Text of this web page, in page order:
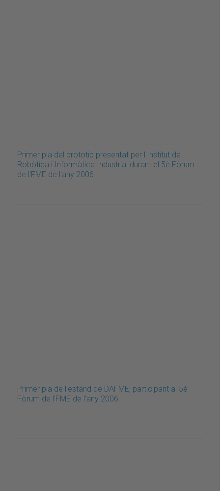
Primer pla del prototip presentat per l'Institut de
Robòtica i Informàtica Industrial durant el 5è Fòrum
de l'FME de l'any 2006
Primer pla de l'estand de DAFME, participant al 5è
Fòrum de l'FME de l'any 2006